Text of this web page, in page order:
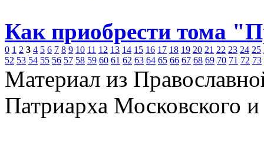
Как приобрести тома
0 1 2 3 4 5 6 7 8 9 10 11 12 13 14 15 16 17 18 19 20 21 22 23 24 25
52 53 54 55 56 57 58 59 60 61 62 63 64 65 66 67 68 69 70 71 72 73
Материал из
Патриарха Московского